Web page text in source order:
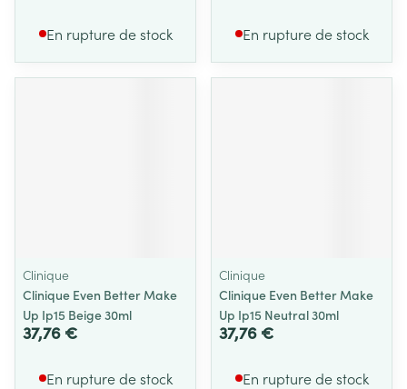
En rupture de stock En rupture de stock
Clinique
Clinique Even Better Make
Up Ip15 Beige 30ml
37,76 €
En rupture de stock
Clinique
Clinique Even Better Make
Up Ip15 Neutral 30ml
37,76 €
En rupture de stock